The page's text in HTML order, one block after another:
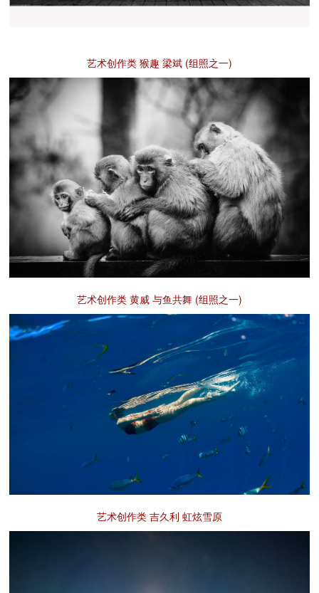
艺术创作类 猴趣 梁斌 (组照之一)
艺术创作类 黄威 与鱼共舞 (组照之一)
艺术创作类 吉久利 虹炫雪原